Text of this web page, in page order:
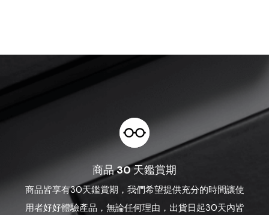
商品 30 天鑑賞期
商品皆享有30天鑑賞期，我們希望提供充分的時間讓使
用者好好體驗產品，無論任何理由，出貨日起30天內皆